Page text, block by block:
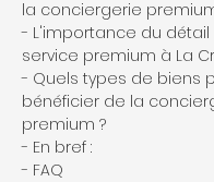
la conciergerie
- L'importance du détail
service premium à La
- Quels types de biens
bénéficier de la
premium ?
- En bref :
- FAQ